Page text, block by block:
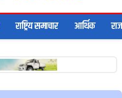
राष्ट्रिय समाचार आर्थिक